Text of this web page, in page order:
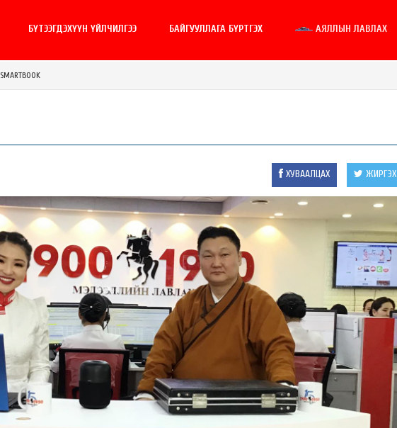
БҮТЭЭГДЭХҮҮН ҮЙЛЧИЛГЭЭ БАЙГУУЛЛАГА БҮРТГЭХ АЯЛЛЫН ЛАВЛАХ
SMARTBOOK
ХУВААЛЦАХ ЖИРГЭХ